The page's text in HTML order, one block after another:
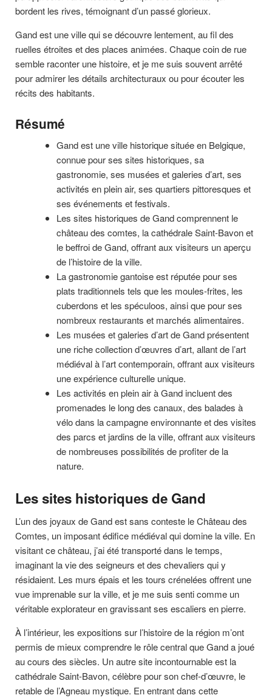
bordent les rives, témoignant d’un passé glorieux.
Gand est une ville qui se découvre lentement, au fil des
ruelles étroites et des places animées. Chaque coin de rue
semble raconter une histoire, et je me suis souvent arrêté
pour admirer les détails architecturaux ou pour écouter les
récits des habitants.
Résumé
Gand est une ville historique située en Belgique,
connue pour ses sites historiques, sa
gastronomie, ses musées et galeries d’art, ses
activités en plein air, ses quartiers pittoresques et
ses événements et festivals.
Les sites historiques de Gand comprennent le
château des comtes, la cathédrale Saint-Bavon et
le beffroi de Gand, offrant aux visiteurs un aperçu
de l’histoire de la ville.
La gastronomie gantoise est réputée pour ses
plats traditionnels tels que les moules-frites, les
cuberdons et les spéculoos, ainsi que pour ses
nombreux restaurants et marchés alimentaires.
Les musées et galeries d’art de Gand présentent
une riche collection d’œuvres d’art, allant de l’art
médiéval à l’art contemporain, offrant aux visiteurs
une expérience culturelle unique.
Les activités en plein air à Gand incluent des
promenades le long des canaux, des balades à
vélo dans la campagne environnante et des visites
des parcs et jardins de la ville, offrant aux visiteurs
de nombreuses possibilités de profiter de la
nature.
Les sites historiques de Gand
L’un des joyaux de Gand est sans conteste le Château des
Comtes, un imposant édifice médiéval qui domine la ville. En
visitant ce château, j’ai été transporté dans le temps,
imaginant la vie des seigneurs et des chevaliers qui y
résidaient. Les murs épais et les tours crénelées offrent une
vue imprenable sur la ville, et je me suis senti comme un
véritable explorateur en gravissant ses escaliers en pierre.
À l’intérieur, les expositions sur l’histoire de la région m’ont
permis de mieux comprendre le rôle central que Gand a joué
au cours des siècles. Un autre site incontournable est la
cathédrale Saint-Bavon, célèbre pour son chef-d’œuvre, le
retable de l’Agneau mystique. En entrant dans cette